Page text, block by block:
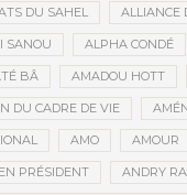
DU SAHEL ALLIANCE
SANOU ALPHA CONDÉ
BÂ AMADOU HOTT
DU CADRE DE VIE
AMO AMOUR
PRÉSIDENT ANDRY